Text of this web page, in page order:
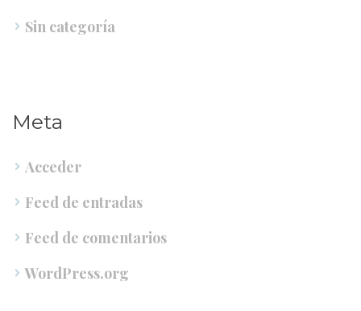
Sin categoría
Meta
Acceder
Feed de entrada
Feed de comentario
WordPress.org